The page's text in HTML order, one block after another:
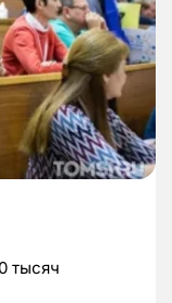
тысяч